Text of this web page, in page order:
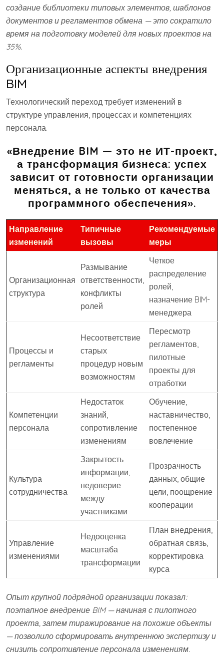
создание библиотеки типовых элементов, шаблонов
документов и регламентов обмена — это сократило
время на подготовку моделей для новых проектов на
35%.
Организационные аспекты внедрения
BIM
Технологический переход требует изменений в
структуре управления, процессах и компетенциях
персонала.
«Внедрение BIM — это не ИТ-проект,
а трансформация бизнеса: успех
зависит от готовности организации
меняться, а не только от качества
программного обеспечения».
Направление
изменений
Типичные
вызовы
Рекомендуемые
меры
Организационная
структура
Размывание
ответственности,
конфликты
ролей
Четкое
распределение
ролей,
назначение BIM-
менеджера
Процессы и
регламенты
Несоответствие
старых
процедур новым
возможностям
Пересмотр
регламентов,
пилотные
проекты для
отработки
Компетенции
персонала
Недостаток
знаний,
сопротивление
изменениям
Обучение,
наставничество,
постепенное
вовлечение
Культура
сотрудничества
Закрытость
информации,
недоверие
между
участниками
Прозрачность
данных, общие
цели, поощрение
кооперации
Управление
изменениями
Недооценка
масштаба
трансформации
План внедрения,
обратная связь,
корректировка
курса
Опыт крупной подрядной организации показал:
поэтапное внедрение BIM — начиная с пилотного
проекта, затем тиражирование на похожие объекты
— позволило сформировать внутреннюю экспертизу и
снизить сопротивление персонала изменениям.